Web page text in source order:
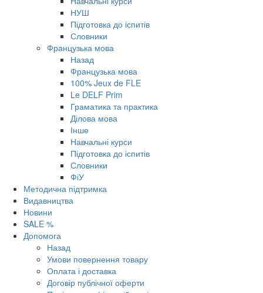
НУШ
Підготовка до іспитів
Словники
Французька мова
Назад
Французька мова
100% Jeux de FLE
Le DELF Prim
Граматика та практика
Ділова мова
Інше
Навчальні курси
Підготовка до іспитів
Словники
ФіУ
Методична підтримка
Видавництва
Новини
SALE %
Допомога
Назад
Умови повернення товару
Оплата і доставка
Договір публічної оферти